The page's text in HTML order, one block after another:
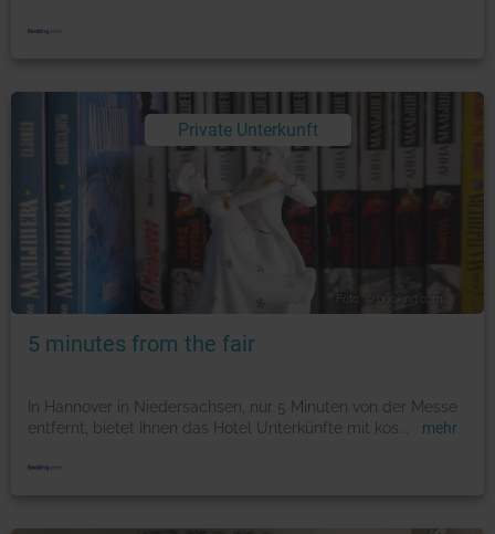
Private Unterkunft
Foto: © booking.com
5 minutes from the fair
In Hannover in Niedersachsen, nur 5 Minuten von der Messe
entfernt, bietet Ihnen das Hotel Unterkünfte mit kos
mehr